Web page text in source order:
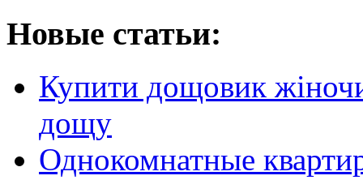
Новые статьи:
Купити дощовик
дощу
Однокомнатные